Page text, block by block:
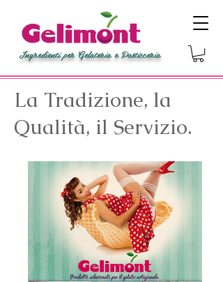
Ingredienti per Gelateria e Pasticceria
La Tradizione, la
Qualità, il Servizio.